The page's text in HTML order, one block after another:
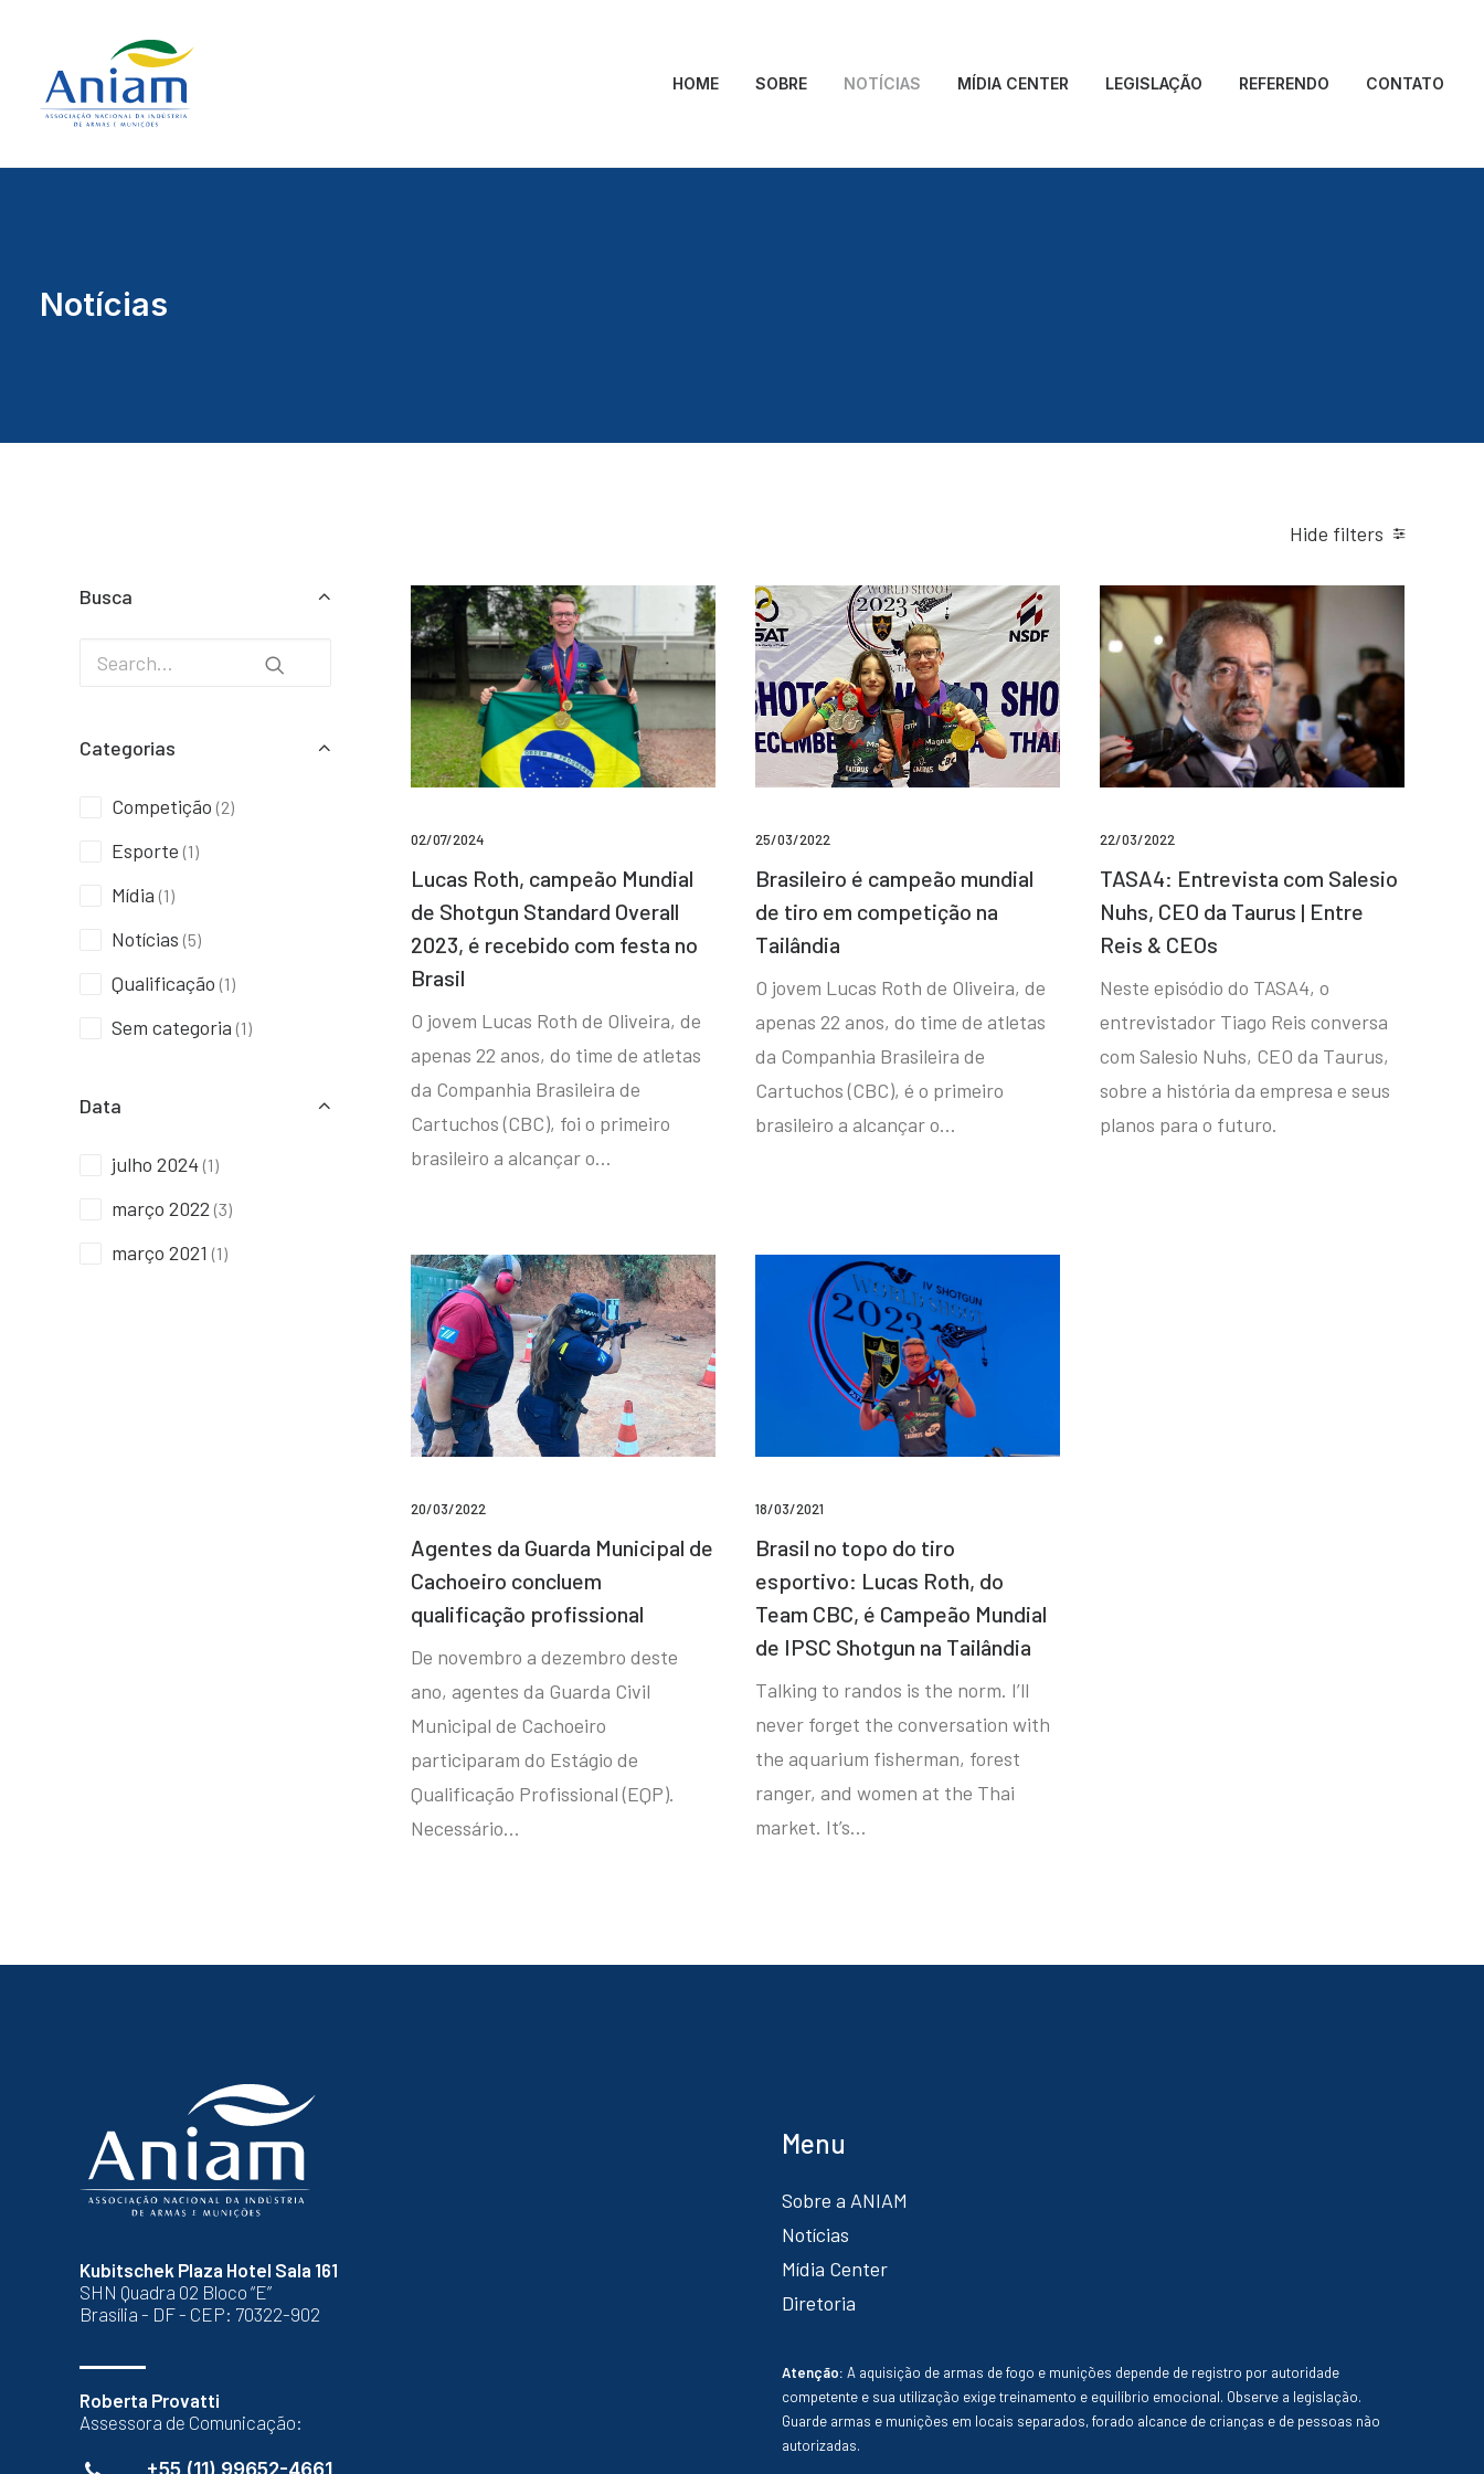
HOME SOBRE NOTÍCIAS MÍDIA CENTER LEGISLAÇÃO REFERENDO CONTATO
Notícias
Hide filters
Busca
Categorias
Competição (2)
Esporte (1)
Mídia (1)
Notícias (5)
Qualificação (1)
Sem categoria (1)
Data
julho 2024 (1)
março 2022 (3)
março 2021 (1)
02/07/2024
Lucas Roth, campeão Mundial
de Shotgun Standard Overall
2023, é recebido com festa no
Brasil
O jovem Lucas Roth de Oliveira, de
apenas 22 anos, do time de atletas
da Companhia Brasileira de
Cartuchos (CBC), foi o primeiro
brasileiro a alcançar o…
25/03/2022
Brasileiro é campeão mundial
de tiro em competição na
Tailândia
O jovem Lucas Roth de Oliveira, de
apenas 22 anos, do time de atletas
da Companhia Brasileira de
Cartuchos (CBC), é o primeiro
brasileiro a alcançar o…
22/03/2022
TASA4: Entrevista com Salesio
Nuhs, CEO da Taurus | Entre
Reis & CEOs
Neste episódio do TASA4, o
entrevistador Tiago Reis conversa
com Salesio Nuhs, CEO da Taurus,
sobre a história da empresa e seus
planos para o futuro.
20/03/2022
Agentes da Guarda Municipal de
Cachoeiro concluem
qualificação profissional
De novembro a dezembro deste
ano, agentes da Guarda Civil
Municipal de Cachoeiro
participaram do Estágio de
Qualificação Profissional (EQP).
Necessário…
18/03/2021
Brasil no topo do tiro
esportivo: Lucas Roth, do
Team CBC, é Campeão Mundial
de IPSC Shotgun na Tailândia
Talking to randos is the norm. I’ll
never forget the conversation with
the aquarium fisherman, forest
ranger, and women at the Thai
market. It’s…
Kubitschek Plaza Hotel Sala 161
SHN Quadra 02 Bloco “E”
Brasília - DF - CEP: 70322-902
Roberta Provatti
Assessora de Comunicação:
+55 (11) 99652-4661
Menu
Sobre a ANIAM
Notícias
Mídia Center
Diretoria
Atenção: A aquisição de armas de fogo e munições depende de registro por autoridade
competente e sua utilização exige treinamento e equilíbrio emocional. Observe a legislação.
Guarde armas e munições em locais separados, forado alcance de crianças e de pessoas não
autorizadas.